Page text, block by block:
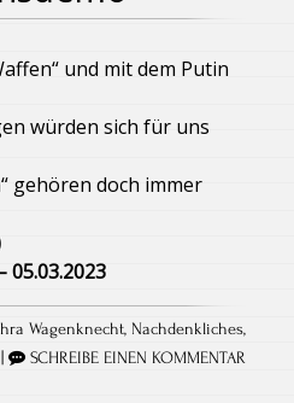
und mit dem Putin
würden sich für uns
gehören doch immer
05.03.2023
Wagenknecht, Nachdenkliches,
SCHREIBE EINEN KOMMENTAR